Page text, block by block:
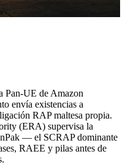
Pan-UE de Amazon
envía existencias a
RAP maltesa propia.
(ERA) supervisa la
— el SCRAP dominante
RAEE y pilas antes de